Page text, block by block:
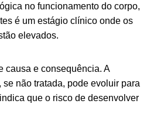
no funcionamento do corpo,
é um estágio clínico onde os
elevados.
causa e consequência. A
não tratada, pode evoluir para
que o risco de desenvolver